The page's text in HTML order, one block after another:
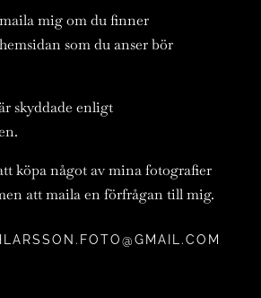
mig om du finner
som du anser bör
skyddade enligt
köpa något av mina fotografier
att maila en förfrågan till mig.